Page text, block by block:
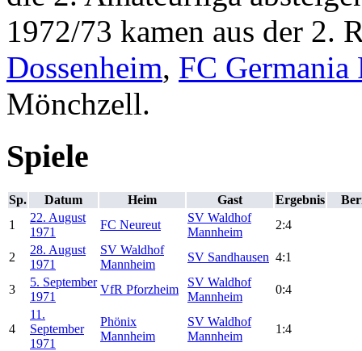
1972/73 kamen aus der 2.
Dossenheim, FC
Mönchzell.
Spiele
Sp. Datum Heim Gast Ergebnis
1
22. August
1971
FC Neureut
SV Waldhof
Mannheim
2:4
2
28. August
1971
SV Waldhof
Mannheim
SV Sandhausen 4:1
3
5. September
1971
VfR Pforzheim
SV Waldhof
Mannheim
0:4
4
11.
September
1971
Phönix
Mannheim
SV Waldhof
Mannheim
1:4